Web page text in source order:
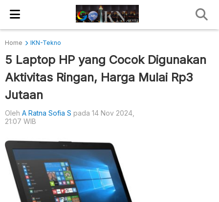
Home IKN-Tekno
5 Laptop HP yang Cocok Digunakan
Aktivitas Ringan, Harga Mulai Rp3
Jutaan
Oleh A Ratna Sofia S pada 14 Nov 2024,
21:07 WIB